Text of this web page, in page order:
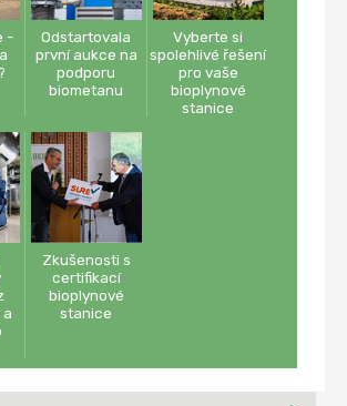
-
Odstartovala
první aukce na
podporu
biometanu
Vyberte si
spolehlivé řešení
pro vaše
bioplynové
stanice
Zkušenosti s
certifikací
bioplynové
stanice